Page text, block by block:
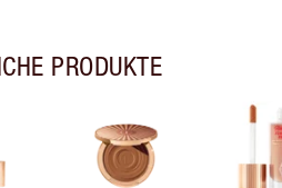
PRODUKTE